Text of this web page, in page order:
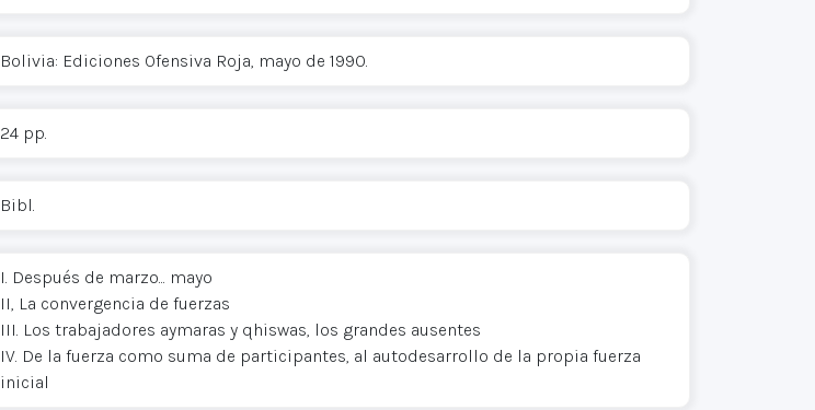
Bolivia: Ediciones Ofensiva Roja, mayo de 1990.
24 pp.
Bibl.
I. Después de marzo... mayo
II, La convergencia de fuerzas
III. Los trabajadores aymaras y qhiswas, los grandes ausentes
IV. De la fuerza como suma de participantes, al autodesarrollo de la propia fuerza
inicial